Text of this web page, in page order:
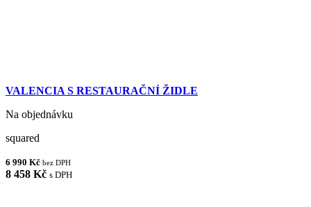
VALENCIA S RESTAURAČNÍ ŽIDLE
Na objednávku
squared
6 990 Kč bez DPH
8 458 Kč s DPH